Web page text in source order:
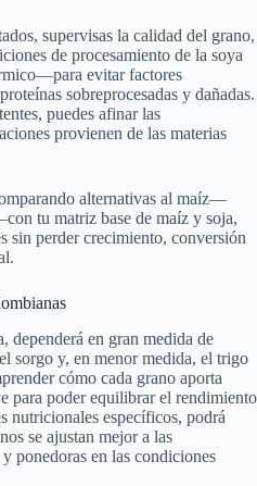
supervisas la calidad del grano,
de procesamiento de la soya
evitar factores
sobreprocesadas y dañadas.
puedes afinar las
provienen de las materias
alternativas al maíz—
tu matriz base de maíz y soja,
sin perder crecimiento, conversión
dependerá en gran medida de
sorgo y, en menor medida, el trigo
cómo cada grano aporta
para poder equilibrar el rendimiento
nutricionales específicos, podrá
se ajustan mejor a las
ponedoras en las condiciones